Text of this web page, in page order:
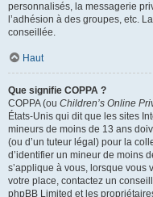
personnalisés, la messagerie
l’adhésion à des groupes, etc.
conseillée.
Haut
Que signifie COPPA ?
COPPA (ou Children’s Online
États-Unis qui dit que les sites
mineurs de moins de 13 ans
(ou d’un tuteur légal) pour la
d’identifier un mineur de moins
s’applique à vous, lorsque vous
votre place, contactez un
phpBB Limited et les